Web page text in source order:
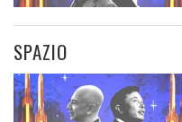
SPAZIO